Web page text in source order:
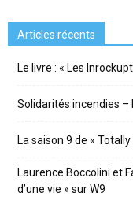
Articles récents
Le livre : « Les
Solidarités incendies –
La saison 9 de « Totally
Laurence Boccolini et
d’une vie » sur W9